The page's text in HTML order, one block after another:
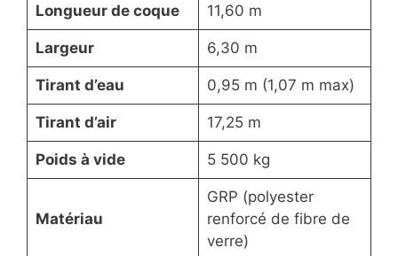
Longueur de coque 11,60 m
Largeur 6,30 m
Tirant d’eau 0,95 m (1,07 m max)
Tirant d’air 17,25 m
Poids à vide 5 500 kg
Matériau
GRP (polyester
renforcé de fibre de
verre)